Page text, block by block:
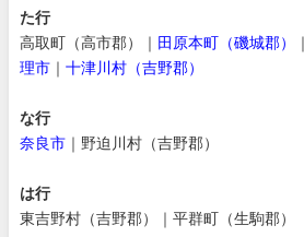
た行
高取町（高市郡）｜ 田原本町（磯城郡）
理市 ｜ 十津川村（吉野郡）
な行
奈良市 ｜野迫川村（吉野郡）
は行
東吉野村（吉野郡）｜平群町（生駒郡）